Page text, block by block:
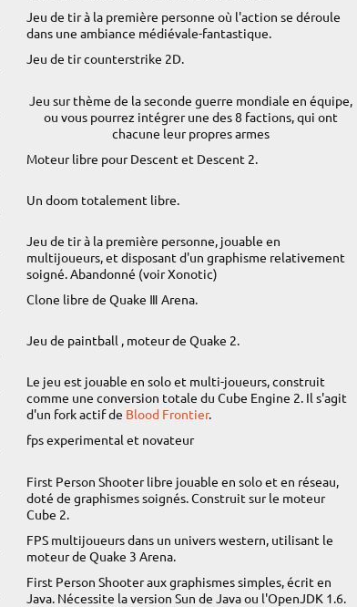
Jeu de tir à la première personne où l'action se déroule
dans une ambiance médiévale-fantastique.
Jeu de tir counterstrike 2D.
Jeu sur thème de la seconde guerre mondiale en équipe,
ou vous pourrez intégrer une des 8 factions, qui ont
chacune leur propres armes
Moteur libre pour Descent et Descent 2.
Un doom totalement libre.
Jeu de tir à la première personne, jouable en
multijoueurs, et disposant d'un graphisme relativement
soigné. Abandonné (voir Xonotic)
Clone libre de Quake Ⅲ Arena.
Jeu de paintball , moteur de Quake 2.
Le jeu est jouable en solo et multi-joueurs, construit
comme une conversion totale du Cube Engine 2. Il s'agit
d'un fork actif de Blood Frontier.
fps experimental et novateur
First Person Shooter libre jouable en solo et en réseau,
doté de graphismes soignés. Construit sur le moteur
Cube 2.
FPS multijoueurs dans un univers western, utilisant le
moteur de Quake 3 Arena.
First Person Shooter aux graphismes simples, écrit en
Java. Nécessite la version Sun de Java ou l'OpenJDK 1.6.